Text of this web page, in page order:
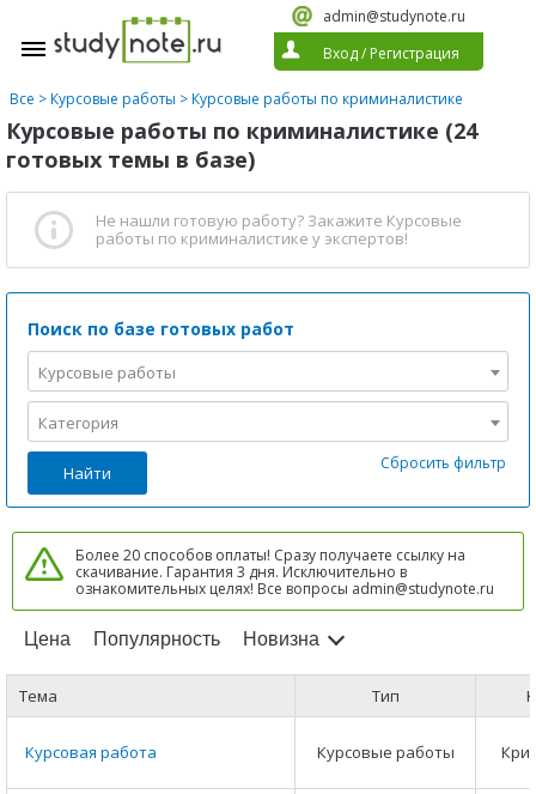
admin@studynote.ru
Вход/ Регистрация
Все >Курсовые работы >Курсовые работы по криминалистике
Курсовые работы по криминалистике (24
готовых темы в базе)
Не нашли готовую работу? Закажите Курсовые
работы по криминалистике у экспертов!
Поиск по базе готовых работ
Курсовые работы
Категория
Найти Сбросить фильтр
Более 20 способов оплаты! Сразу получаете ссылку на
скачивание. Гарантия 3 дня. Исключительно в
ознакомительных целях! Все вопросы admin@studynote.ru
Цена Популярность Новизна
Тема Тип
Курсовая работа Курсовые работы